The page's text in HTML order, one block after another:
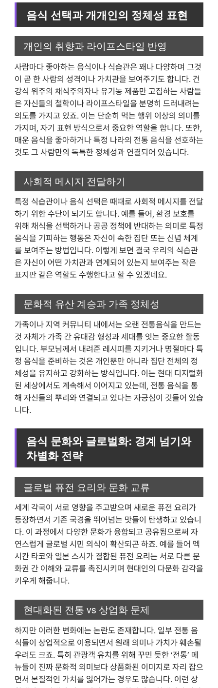
음식 선택과 개개인의 정체성 표현
개인의 취향과 라이프스타일 반영
사람마다 좋아하는 음식이나 식습관은 꽤나 다양하며 그것
이 곧 한 사람의 성격이나 가치관을 보여주기도 합니다. 건
강식 위주의 채식주의자나 유기농 제품만 고집하는 사람들
은 자신들의 철학이나 라이프스타일을 분명히 드러내려는
의도를 가지고 있죠. 이는 단순히 먹는 행위 이상의 의미를
가지며, 자기 표현 방식으로서 중요한 역할을 합니다. 또한,
매운 음식을 좋아하거나 특정 나라의 전통 음식을 선호하는
것도 그 사람만의 독특한 정체성과 연결되어 있습니다.
사회적 메시지 전달하기
특정 식습관이나 음식 선택은 때때로 사회적 메시지를 전달
하기 위한 수단이 되기도 합니다. 예를 들어, 환경 보호를
위해 채식을 선택하거나 공공 정책에 반대하는 의미로 특정
음식을 기피하는 행동은 자신이 속한 집단 또는 신념 체계
를 보여주는 방법입니다. 이렇게 보면 결국 우리의 식습관
은 자신이 어떤 가치관과 연계되어 있는지 보여주는 작은
표지판 같은 역할도 수행한다고 할 수 있겠네요.
문화적 유산 계승과 가족 정체성
가족이나 지역 커뮤니티 내에서는 오랜 전통음식을 만드는
것 자체가 가족 간 유대감 형성과 세대를 잇는 중요한 활동
입니다. 부모님께서 내려준 레시피를 지키거나 명절마다 특
정 음식을 준비하는 것은 개인뿐만 아니라 집단 전체의 정
체성을 유지하고 강화하는 방식입니다. 이는 현대 디지털화
된 세상에서도 계속해서 이어지고 있는데, 전통 음식을 통
해 자신들의 뿌리와 연결되고 있다는 자긍심이 깃들어 있습
니다.
음식 문화와 글로벌화: 경계 넘기와
차별화 전략
글로벌 퓨전 요리와 문화 교류
세계 각국이 서로 영향을 주고받으며 새로운 퓨전 요리가
등장하면서 기존 국경을 뛰어넘는 맛들이 탄생하고 있습니
다. 이 과정에서 다양한 문화가 융합되고 공유됨으로써 자
연스럽게 글로벌 시민 의식이 확산되곤 하죠. 예를 들어 멕
시칸 타코와 일본 스시가 결합된 퓨전 요리는 서로 다른 문
화권 간 이해와 교류를 촉진시키며 현대인의 다문화 감각을
키우게 해줍니다.
현대화된 전통 vs 상업화 문제
하지만 이러한 변화에는 논란도 존재합니다. 일부 전통 음
식들이 상업적으로 이용되면서 원래 의미나 가치가 훼손될
우려도 크죠. 특히 관광객 유치를 위해 꾸민 듯한 ‘전통’ 메
뉴들이 진짜 문화적 의미보다 상품화된 이미지로 자리 잡으
면서 본질적인 가치를 잃어가는 경우도 많습니다. 이런 상